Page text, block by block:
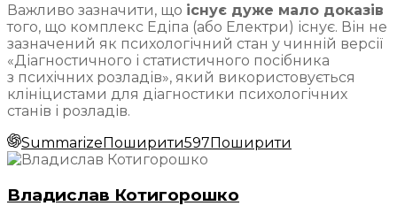
Важливо зазначити, що існує дуже мало доказів
того, що комплекс Едіпа (або Електри) існує. Він не
зазначений як психологічний стан у чинній версії
«Діагностичного і статистичного посібника
з психічних розладів», який використовується
клініцистами для діагностики психологічних
станів і розладів.
SummarizeПоширити597Поширити
Владислав Котигорошко